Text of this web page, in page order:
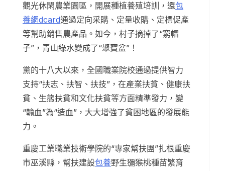
觀光休閑農業園區，開展種植養殖培訓，還包
養網dcard通過定向采購、定量收購、定標促產
等幫助銷售農產品。如今，村子摘掉了“窮帽
子”，青山綠水變成了“聚寶盆”！
黨的十八大以來，全國職業院校通過提供智力
支持“扶志、扶智、扶技”，在產業扶貧、健康扶
貧、生態扶貧和文化扶貧等方面精準發力，變
“輸血”為“造血”，大大增強了貧困地區的發展能
力。
重慶工業職業技術學院的“專家幫扶團”扎根重慶
市巫溪縣，幫扶建設包養野生獼猴桃種苗繁育